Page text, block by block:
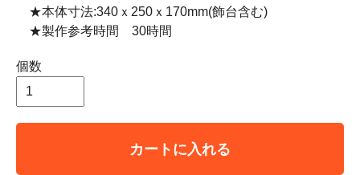
★本体寸法:340ｘ250ｘ170mm(飾台含む)
★製作参考時間 30時間
個数
カートに入れる